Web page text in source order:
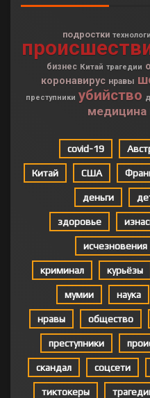
подростки
бизнес Китай трагедии
коронавирус нравы
преступники убийство
медицина
covid-19
Китай США
деньги
здоровье
исчезновения
криминал курьёзы
мумии наука
нравы общество
преступники
скандал соцсети
тиктокеры